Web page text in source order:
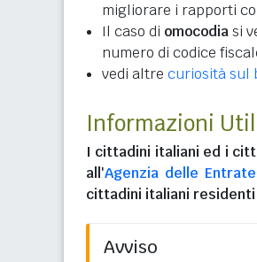
migliorare i rapporti
Il caso di omocodiasi
numero di codice
vedi altre curiosità sul
Informazioni
I cittadini italiani ed i
all'Agenzia delle Entrate
cittadini italiani
Avviso